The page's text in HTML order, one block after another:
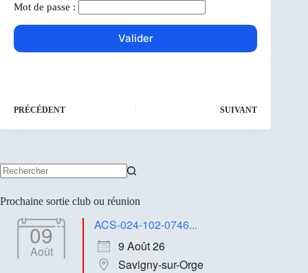
Mot de passe :
PRÉCÉDENT SUIVANT
résultat
Prochaine sortie club ou réunion
09
Août
ACS-024-102-0746...
9 Août 26
Savigny-sur-Orge